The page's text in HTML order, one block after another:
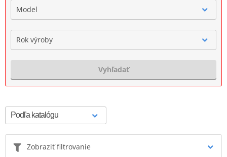
Model
Rok výroby
Vyhľadať
Zobraziť filtrovanie